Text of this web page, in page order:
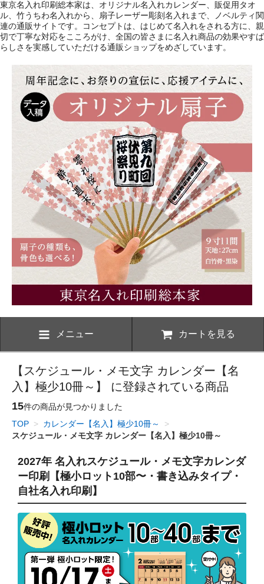
東京名入れ印刷総本家は、オリジナル名入れカレンダー、販促用タオ
ル、竹うちわ名入れから、扇子レーザー彫刻名入れまで、ノベルティ関
連の通販サイトです。コンセプトは、はじめて名入れをされる方に、親
切で丁寧な対応をこころがけ、全国の皆さまに名入れ商品の効果やすば
らしさを実感していただける通販ショップをめざしています。
メニュー カートを見る
【スケジュール・メモ文字 カレンダー【名
入】極少10冊～】 に登録されている商品
15件の商品が見つかりました
TOP > カレンダー【名入】極少10冊～
>
スケジュール・メモ文字 カレンダー【名入】極少10冊～
2027年 名入れスケジュール・メモ文字カレンダ
ー印刷【極小ロット10部〜・書き込みタイプ・
自社名入れ印刷】